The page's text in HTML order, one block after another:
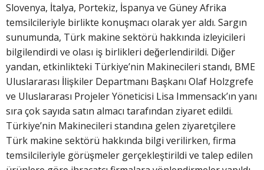
Slovenya, İtalya, Portekiz, İspanya ve Güney Afrika
temsilcileriyle birlikte konuşmacı olarak yer aldı. Sargın
sunumunda, Türk makine sektörü hakkında izleyicileri
bilgilendirdi ve olası iş birlikleri değerlendirildi. Diğer
yandan, etkinlikteki Türkiye’nin Makinecileri standı, BME
Uluslararası İlişkiler Departmanı Başkanı Olaf Holzgrefe
ve Uluslararası Projeler Yöneticisi Lisa Immensack’ın yanı
sıra çok sayıda satın almacı tarafından ziyaret edildi.
Türkiye’nin Makinecileri standına gelen ziyaretçilere
Türk makine sektörü hakkında bilgi verilirken, firma
temsilcileriyle görüşmeler gerçekleştirildi ve talep edilen